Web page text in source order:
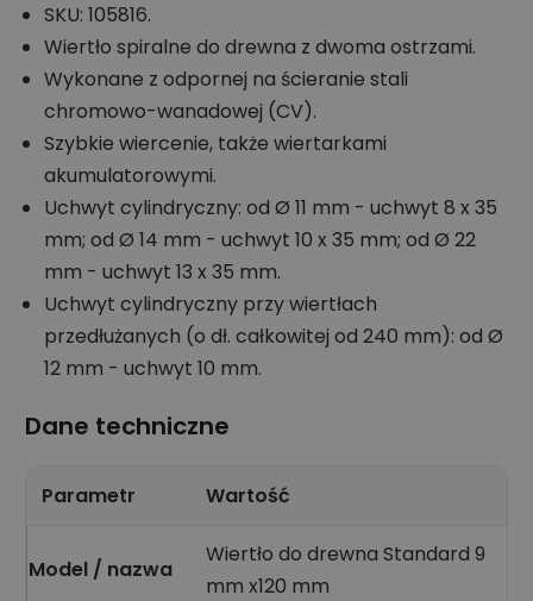
SKU: 105816.
Wiertło spiralne do drewna z dwoma ostrzami.
Wykonane z odpornej na ścieranie stali
chromowo-wanadowej (CV).
Szybkie wiercenie, także wiertarkami
akumulatorowymi.
Uchwyt cylindryczny: od Ø 11 mm - uchwyt 8 x 35
mm; od Ø 14 mm - uchwyt 10 x 35 mm; od Ø 22
mm - uchwyt 13 x 35 mm.
Uchwyt cylindryczny przy wiertłach
przedłużanych (o dł. całkowitej od 240 mm): od Ø
12 mm - uchwyt 10 mm.
Dane techniczne
Parametr Wartość
Model / nazwa
Wiertło do drewna Standard 9
mm x120 mm